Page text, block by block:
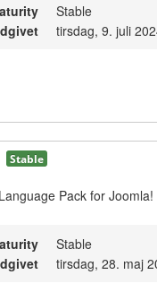
Stable
tirsdag, 9. juli
Stable
Pack for
Stable
tirsdag, 28. maj